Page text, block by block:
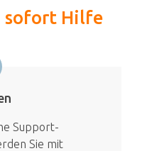
sofort Hilfe
Support-
Sie mit